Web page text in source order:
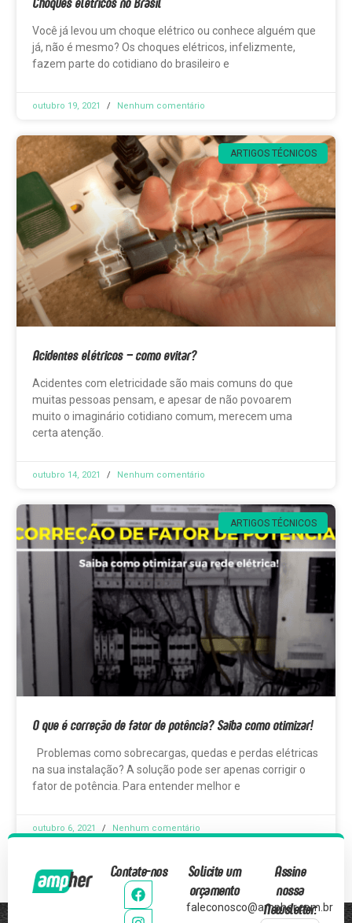
Você já levou um choque elétrico ou conhece alguém que
já, não é mesmo? Os choques elétricos, infelizmente,
fazem parte do cotidiano do brasileiro e
outubro 19, 2021 Nenhum comentário
ARTIGOS TÉCNICOS
Acidentes elétricos – como evitar?
Acidentes com eletricidade são mais comuns do que
muitas pessoas pensam, e apesar de não povoarem
muito o imaginário cotidiano comum, merecem uma
certa atenção.
outubro 14, 2021 Nenhum comentário
ARTIGOS TÉCNICOS
O que é correção de fator de potência? Saiba como otimizar!
Problemas como sobrecargas, quedas e perdas elétricas
na sua instalação? A solução pode ser apenas corrigir o
fator de potência. Para entender melhor e
outubro 6, 2021 Nenhum comentário
Contate-nos
Solicite um
orçamento
faleconosco@ampher.com.br
Assine
nossa
Newsletter: